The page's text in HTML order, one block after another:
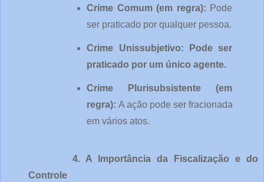
Crime Comum (em regra): Pode
ser praticado por qualquer pessoa.
Crime Unissubjetivo: Pode ser
praticado por um único agente.
Crime Plurisubsistente (em
regra): A ação pode ser fracionada
em vários atos.
4. A Importância da Fiscalização e do
Controle